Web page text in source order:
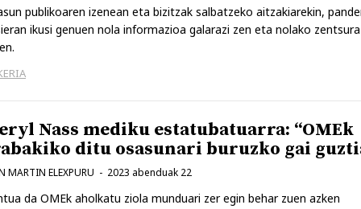
publikoaren izenean eta bizitzak salbatzeko aitzakiarekin,
ikusi genuen nola informazioa galarazi zen eta nolako
Nass mediku estatubatuarra: “OMEk
ditu osasunari buruzko gai
2023 abenduak 22
MARTIN ELEXPURU
da OMEk aholkatu ziola munduari zer egin behar zuen azken